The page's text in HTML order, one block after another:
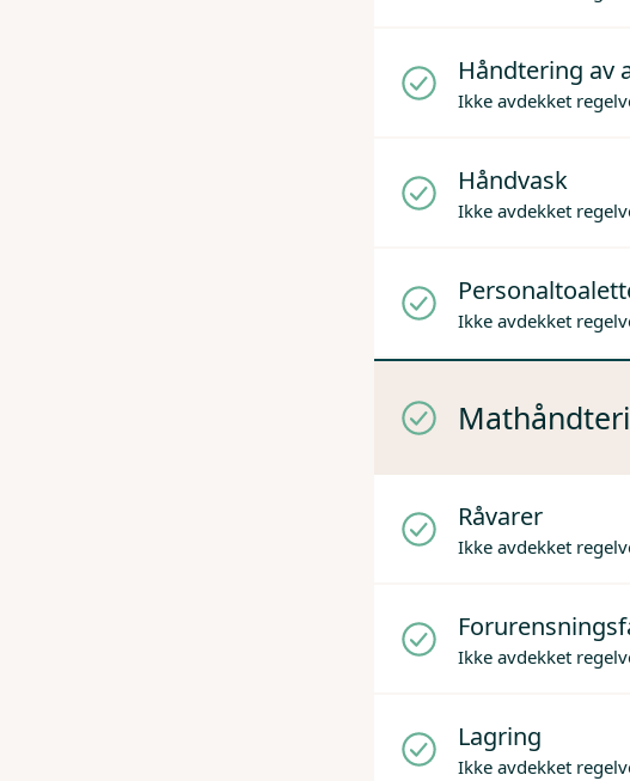
Håndtering av
Ikke avdekket
Håndvask
Ikke avdekket
Ikke avdekket
Råvarer
Ikke avdekket
Ikke avdekket
Lagring
Ikke avdekket